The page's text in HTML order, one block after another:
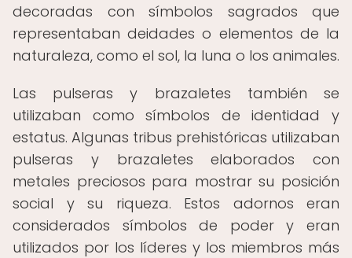
decoradas con símbolos sagrados que
representaban deidades o elementos de la
naturaleza, como el sol, la luna o los animales.
Las pulseras y brazaletes también se
utilizaban como símbolos de identidad y
estatus. Algunas tribus prehistóricas utilizaban
pulseras y brazaletes elaborados con
metales preciosos para mostrar su posición
social y su riqueza. Estos adornos eran
considerados símbolos de poder y eran
utilizados por los líderes y los miembros más